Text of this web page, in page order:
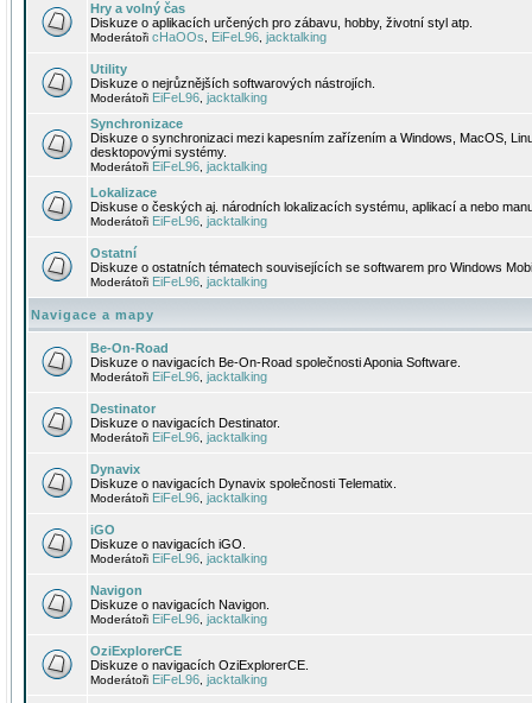
Hry a volný čas
Diskuze o aplikacích určených pro zábavu, hobby, životní styl atp.
Moderátoři cHaOOs EiFeL96 jacktalking
Utility
Diskuze o nejrůznějších softwarových nástrojích.
Moderátoři EiFeL96 jacktalking
Synchronizace
Diskuze o synchronizaci mezi kapesním zařízením a Windows, MacOS,
desktopovými systémy.
Moderátoři EiFeL96 jacktalking
Lokalizace
Diskuse o českých aj. národních lokalizacích systému, aplikací a nebo
Moderátoři EiFeL96 jacktalking
Ostatní
Diskuze o ostatních tématech souvisejících se softwarem pro Windows
Moderátoři EiFeL96 jacktalking
Navigace a mapy
Be-On-Road
Diskuze o navigacích Be-On-Road společnosti Aponia Software.
Moderátoři EiFeL96 jacktalking
Destinator
Diskuze o navigacích Destinator.
Moderátoři EiFeL96 jacktalking
Dynavix
Diskuze o navigacích Dynavix společnosti Telematix.
Moderátoři EiFeL96 jacktalking
iGO
Diskuze o navigacích iGO.
Moderátoři EiFeL96 jacktalking
Navigon
Diskuze o navigacích Navigon.
Moderátoři EiFeL96 jacktalking
OziExplorerCE
Diskuze o navigacích OziExplorerCE.
Moderátoři EiFeL96 jacktalking